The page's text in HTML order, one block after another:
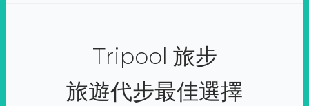
Tripool 旅步
旅遊代步最佳選擇